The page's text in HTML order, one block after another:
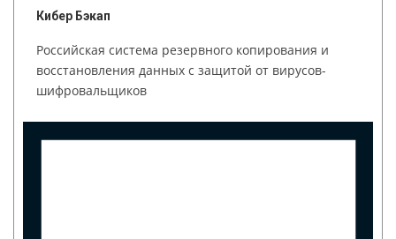
Кибер Бэкап
Российская система резервного копирования и
восстановления данных с защитой от вирусов-
шифровальщиков